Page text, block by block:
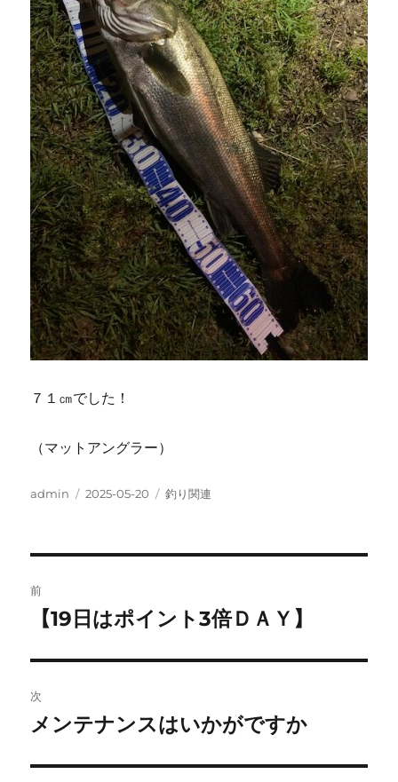
７１㎝でした！
（マットアングラー）
投
admin
投
2025-05-20
カ
釣り関連
稿
ビ
ゲ
ー
前
投
稿:
【19日はポイント3倍ＤＡＹ】
次
次
投
メンテナンスはいかがですか